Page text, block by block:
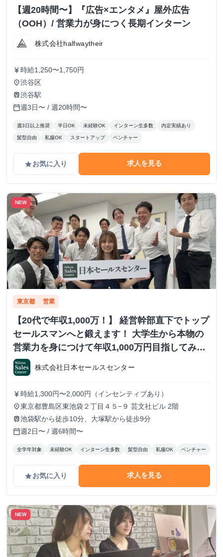
【週20時間〜】『広告×エンタメ』屋外広告
（OOH）/ 営業力が身につく長期インターン
株式会社halfwaytheir
currency_yen 時給1,250〜1,750円
place渋谷区
train渋谷駅
calendar_today週3日〜 / 週20時間〜
週3日以上推奨 半日OK 未経験OK インターン生多数 内定実績あり
髪型自由 私服OK スタートアップ ベンチャー
gradeお気に入り 求人を見る
NEW
東京都 営業
【20代で年収1,000万！】 経営幹部直下でトップ
セールスマンへと鍛えます！ 大学生から本物の
営業力を身につけて年収1,000万円目指してみま
せんか？ ※当社直結内定あり #学歴不問 #未経験
可 #1.2年生可 - 株式会社日本セールスセンター
の長期・有給インターンシップ
株式会社日本セールスセンター
currency_yen 時給1,300円〜2,000円（インセンティブあり）
place東京都豊島区東池袋２丁目４５−９ 芸文社ビル 2階
train池袋駅から徒歩10分、大塚駅から徒歩9分
calendar_today週2日〜 / 週6時間〜
全学年対象 未経験OK インターン生多数 髪型自由 私服OK ベンチャー
gradeお気に入り 求人を見る
NEW